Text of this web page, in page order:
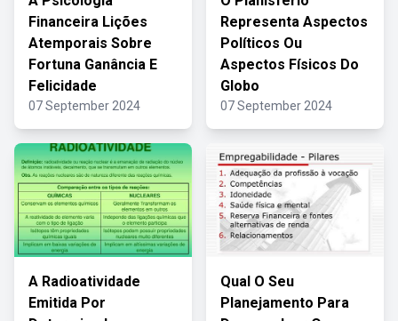
Financeira Lições
Atemporais Sobre
Fortuna Ganância E
Felicidade
07 September 2024
Representa Aspectos
Políticos Ou
Aspectos Físicos Do
Globo
07 September 2024
A Radioatividade
Emitida Por
Qual O Seu
Planejamento Para